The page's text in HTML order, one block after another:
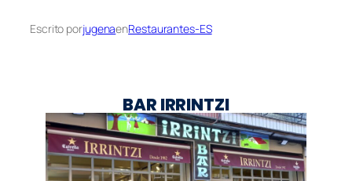
Escrito porjugenaenRestaurantes-ES
BAR IRRINTZI